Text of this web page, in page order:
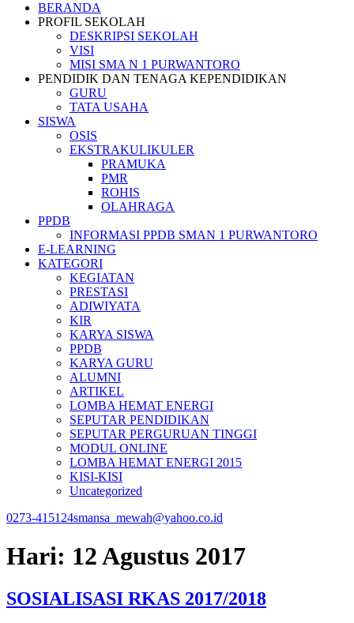
BERANDA
PROFIL SEKOLAH
DESKRIPSI SEKOLAH
VISI
MISI SMA N 1 PURWANTORO
PENDIDIK DAN TENAGA KEPENDIDIKAN
GURU
TATA USAHA
SISWA
OSIS
EKSTRAKULIKULER
PRAMUKA
PMR
ROHIS
OLAHRAGA
PPDB
INFORMASI PPDB SMAN 1 PURWANTORO
E-LEARNING
KATEGORI
KEGIATAN
PRESTASI
ADIWIYATA
KIR
KARYA SISWA
PPDB
KARYA GURU
ALUMNI
ARTIKEL
LOMBA HEMAT ENERGI
SEPUTAR PENDIDIKAN
SEPUTAR PERGURUAN TINGGI
MODUL ONLINE
LOMBA HEMAT ENERGI 2015
KISI-KISI
Uncategorized
0273-415124smansa_mewah@yahoo.co.id
Hari: 12 Agustus 2017
SOSIALISASI RKAS 2017/2018